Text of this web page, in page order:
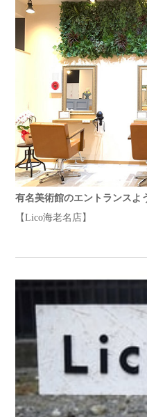
有名美術館のエントランスよ
【Lico海老名店】